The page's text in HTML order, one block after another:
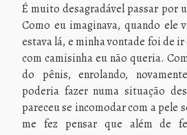
É muito desagradável passar por
Como eu imaginava, quando ele
estava lá, e minha vontade foi de
com camisinha eu não queria.
do pênis, enrolando,
poderia fazer numa situação
pareceu se incomodar com a pele
me fez pensar que além de